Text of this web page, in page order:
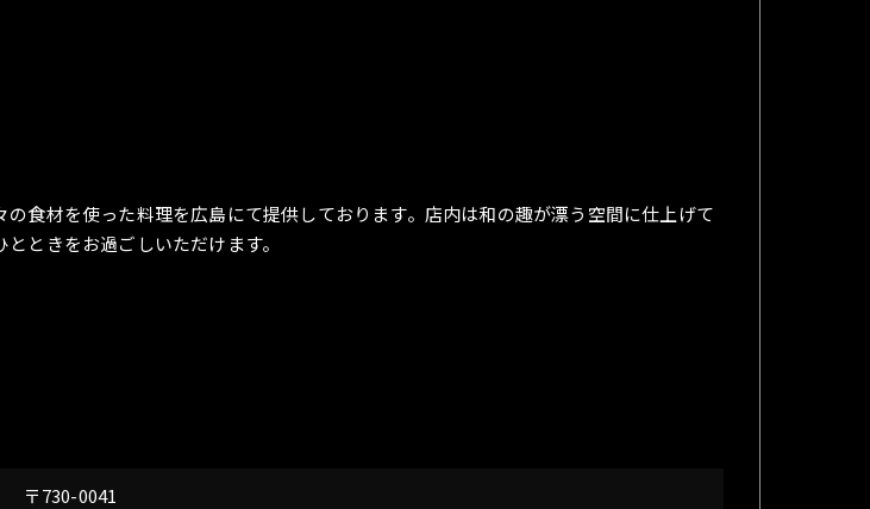
食材を使った料理を広島にて提供しております。店内は和の趣が漂う空間に仕上げて
ときをお過ごしいただけます。
〒730-0041